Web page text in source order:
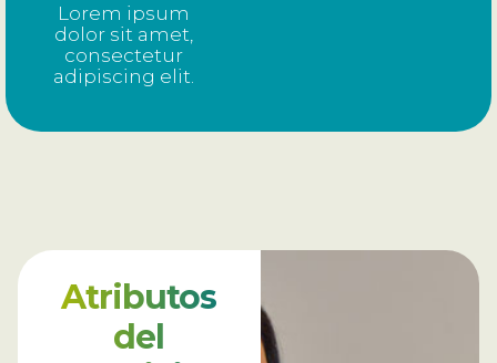
Lorem ipsum
dolor sit amet,
consectetur
adipiscing elit.
Atributos
del